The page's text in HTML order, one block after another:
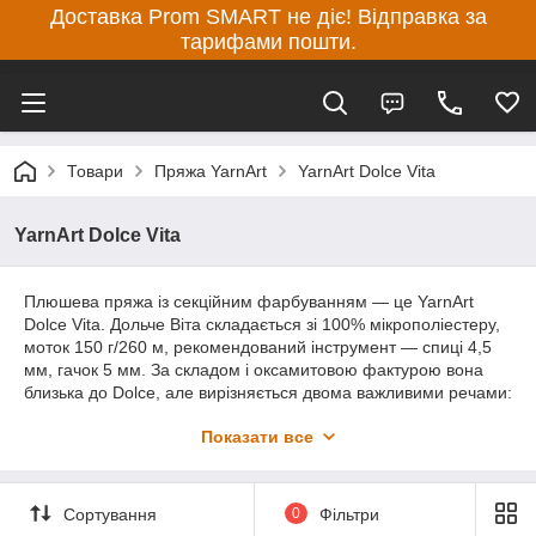
Доставка Prom SMART не діє! Відправка за
тарифами пошти.
Товари Пряжа YarnArt YarnArt Dolce Vita
YarnArt Dolce Vita
Плюшева пряжа із секційним фарбуванням — це YarnArt
Dolce Vita. Дольче Віта складається зі 100% мікрополіестеру,
моток 150 г/260 м, рекомендований інструмент — спиці 4,5
мм, гачок 5 мм. За складом і оксамитовою фактурою вона
близька до Dolce, але вирізняється двома важливими речами:
«акварельні» переходи між відтінками прямо в нитки. Готове
зусиль. Нитка м'яка, не колеться, гіпоалергенна, добре
тримає форму після прання.
Показати все
Сортування 0 Фільтри